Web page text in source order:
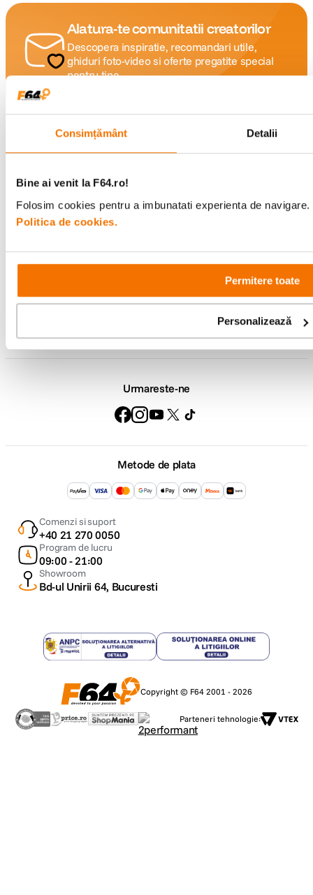
Consimțământ Detalii
Bine ai venit la F64.ro!
Folosim cookies pentru a imbunatati experienta de
Politica de cookies.
Permitere toate
Personalizează
Alatura-te comunitatii creatorilor
Descopera inspiratie, recomandari utile,
ghiduri foto-video si oferte pregatite special
pentru tine.
Consultanta
specializata
Livrare gratuita
499lei
Comenzi si livrare
Service si garantii
F64 Studio
Urmareste-ne
Metode de plata
Comenzi si suport
+40 21 270 0050
Program de lucru
09:00 - 21:00
Showroom
Bd-ul Unirii 64, Bucuresti
Copyright © F64 2001 - 2026
Parteneri tehnologie: